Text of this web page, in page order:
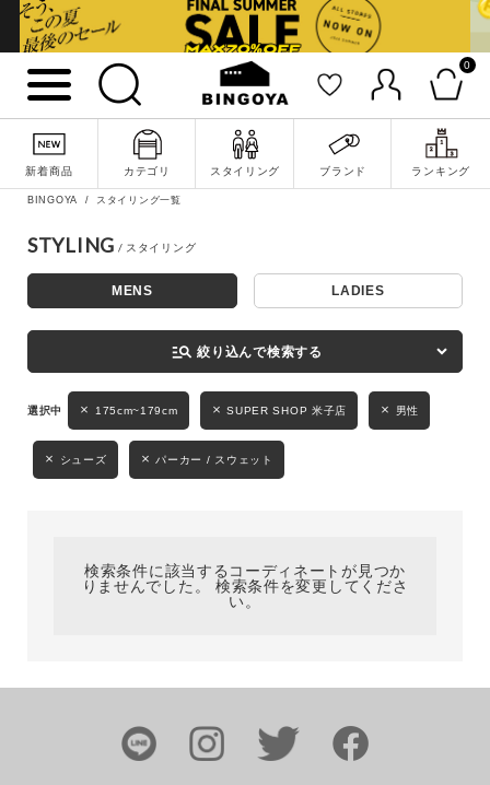
0
新着商品 カテゴリ スタイリング ブランド ランキング
詳細検索
キーワード
性別
MENS LADIES KIDS
ブランド
BINGOYA スタイリング一覧
STYLING
MENS LADIES
manage_search 絞り込んで検索する
175cm~179cm SUPER SHOP 米子店 男性
シューズ パーカー / スウェット
検索条件に該当するコーディネートが見つか
りませんでした。 検索条件を変更してくださ
い。